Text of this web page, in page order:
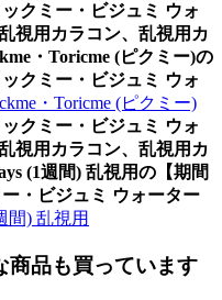
クミー・ビジュミ ウォ
視用カラコン、乱視用カ
・Toricme (ピクミー)の
クミー・ビジュミ ウォ
・Toricme (ピクミー)
クミー・ビジュミ ウォ
視用カラコン、乱視用カ
(1週間) 乱視用の【期間
・ビジュミ ウォーター
間) 乱視用
商品も買っています